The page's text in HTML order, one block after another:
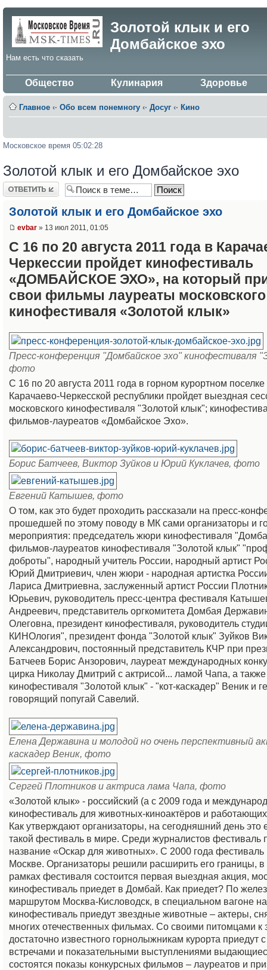
Золотой клык и его
Домбайское эхо
Нам есть что сказать
Общество Кулинария Здоровье
Главное ‹· Обо всем понемногу ‹· Досуг ‹· Кино
Московское время 05:02:28
Золотой клык и его Домбайское эхо
Ответить
Золотой клык и его Домбайское эхо
evbar » 13 июл 2011, 01:05
С 16 по 20 августа 2011 года в
Черкессии пройдет кинофестиваль
«ДОМБАЙСКОЕ ЭХО», на который
свои фильмы лауреаты московского
кинофестиваля «Золотой клык»
Пресс-конференция "Домбайское эхо" кинофестиваля
фото
С 16 по 20 августа 2011 года в горном курортном
Карачаево-Черкесской республики пройдет выездная
московского кинофестиваля "Золотой клык";
фильмов-лауреатов «Домбайское Эхо».
Борис Батчеев, Виктор Зуйков и Юрий Куклачев, фото
Евгений Катышев, фото
О том, как это будет проходить рассказали на пресс-
прошедшей по этому поводу в МК сами организаторы и
мероприятия: председатель жюри кинофестиваля
фильмов-лауреатов кинофестиваля "Золотой клык"
доброты", народный учитель России, народный артист
Юрий Дмитриевич, член жюри - народная артистка
Лариса Дмитриевна, заслуженный артист России
Юрьевич, руководитель пресс-центра фестиваля
Андреевич, представитель оргкомитета Домбая
Олеговна, президент кинофестиваля, руководитель
КИНОлогия", президент фонда "Золотой клык" Зуйков
Александрович, постоянный представитель КЧР при
Батчеев Борис Анзорович, лауреат международных
цирка Николау Дмитрий с актрисой... ламой Чапа, а
кинофестиваля "Золотой клык" - "кот-каскадер" Веник и
говорящий попугай Савелий.
Елена Державина и молодой но очень перспективный
каскадер Веник, фото
Сергей Плотников и актриса лама Чапа, фото
«Золотой клык» - российский (а с 2009 года и
кинофестиваль для животных-киноактёров и
Как утверждают организаторы, на сегодняшний день это
такой фестиваль в мире. Среди журналистов фестиваль
название «Оскар для животных». С 2000 года фестиваль
Москве. Организаторы решили расширить его границы, в
рамках фестиваля состоится первая выездная акция,
кинофестиваль приедет в Домбай. Как приедет? По
маршрутом Москва-Кисловодск, в специальном вагоне на
кинофестиваль приедут звездные животные – актеры,
многих отечественных фильмах. Со своими питомцами к
достаточно известного горнолыжникам курорта приедут
встречами и показательными выступлениями
состоятся показы конкурсных фильмов – лауреатов и